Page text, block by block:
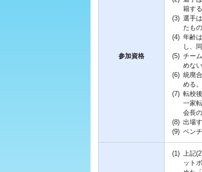
参加資格
籍す
(3) 選手
たも
(4) 年齢
し、
(5) チー
めない
(6) 統廃
める。
(7) 転校
一家
会長
(8) 出場
(9) ベン
(1) 上記
ット